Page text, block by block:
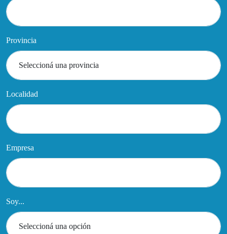
Provincia
Localidad
Empresa
Soy...